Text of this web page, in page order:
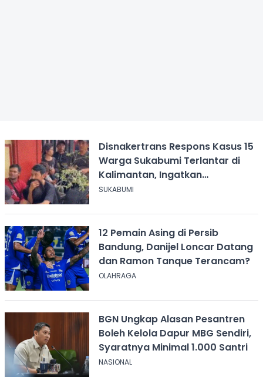
Disnakertrans Respons Kasus 15
Warga Sukabumi Terlantar di
Kalimantan, Ingatkan
Pentingnya Perjanjian Kerja
SUKABUMI
12 Pemain Asing di Persib
Bandung, Danijel Loncar Datang
dan Ramon Tanque Terancam?
OLAHRAGA
BGN Ungkap Alasan Pesantren
Boleh Kelola Dapur MBG Sendiri,
Syaratnya Minimal 1.000 Santri
NASIONAL